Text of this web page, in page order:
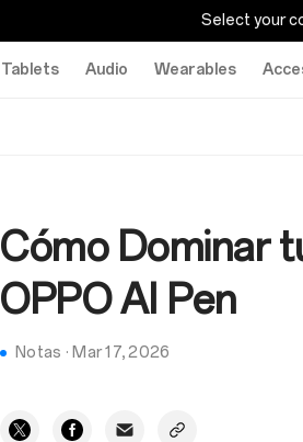
Select your
Tablets Audio Wearables
Cómo Dominar
OPPO AI Pen
Notas · Mar 17, 2026